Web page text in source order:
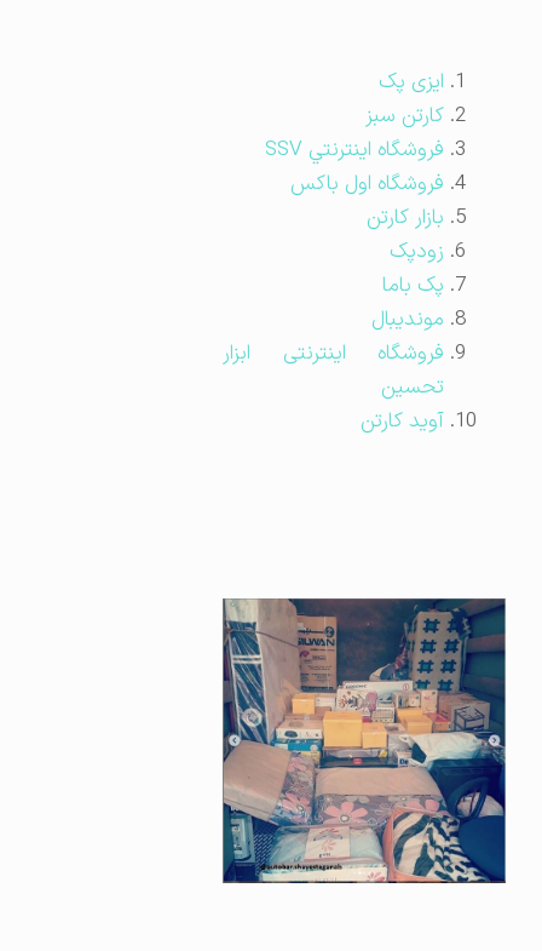
ایزی پک
کارتن سبز
فروشگاه اينترنتي SSV
فروشگاه اول باکس
بازار کارتن
زودپک
پک باما
موندیبال
فروشگاه اینترنتی ابزار
تحسین
آوید کارتن